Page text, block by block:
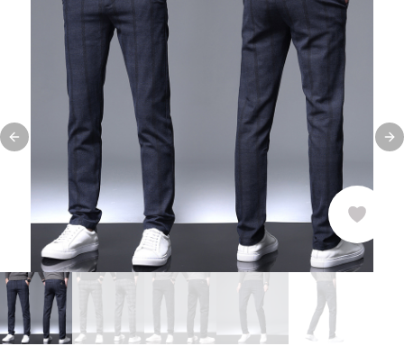
Previous slide